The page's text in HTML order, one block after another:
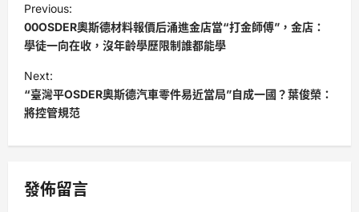
o
s
t
n
a
v
g
Previous:
00OSDER奧斯德材料報價后涌進金店當“打金師傅”，金店：
學徒一向在收，沒年齡學歷限制誰都能學
Next:
“臺灣平OSDER奧斯德汽車零件易近當局”自成一國？葉俊榮：
將控管規范
發佈留言